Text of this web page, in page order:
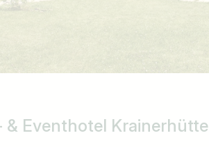
& Eventhotel Krainerhütte